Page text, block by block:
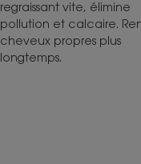
regraissant vite, élimine
pollution et calcaire.
cheveux propres plus
longtemps.